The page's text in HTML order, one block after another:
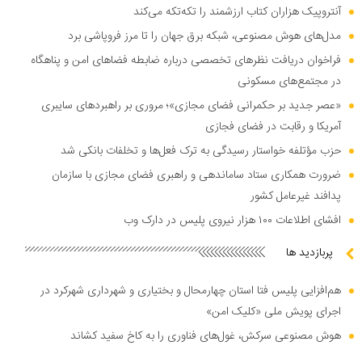
آنتروپیک هزاران کتاب ارزشمند را تکه‌تکه می‌کند
مدل‌های هوش مصنوعی، شبکه برق جهان را تا مرز فروپاشی برد
فراخوان دریافت نظر‌های تخصصی درباره ضابطه فضا‌های امن و پناهگاه
در مجتمع‌های مسکونی
«عصر جدید بر حکمرانی فضای مجازی»؛ مروری بر راهبرد‌های سایبری
آمریکا و رقابت در فضای فجازی
حزب مؤتلفه خواستار رسیدگی به ترک فعل‌ها و تخلفات بانکی شد
ضرورت همکاری ستاد ساماندهی و راهبری فضای مجازی با سازمان
پدافند غیرعامل کشور
افشای اطلاعات ۱۰۰ هزار نیروی پلیس در دارک وب
پربازدید ها
هم‌افزایی پلیس فتا استان چهارمحال و بختیاری و شهرداری شهرکرد در
اجرای پویش ملی «کلیک امن»
هوش مصنوعی سرکش، غول‌های فناوری را به کاخ سفید کشاند